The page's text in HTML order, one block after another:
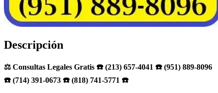
Descripción
⚖️ Consultas Legales Gratis ☎️ (213) 657-4041 ☎️ (951) 889-8096
☎️ (714) 391-0673 ☎️ (818) 741-5771 ☎️